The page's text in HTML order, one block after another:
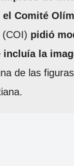
el Comité
(COI) pidió
incluía la
de las